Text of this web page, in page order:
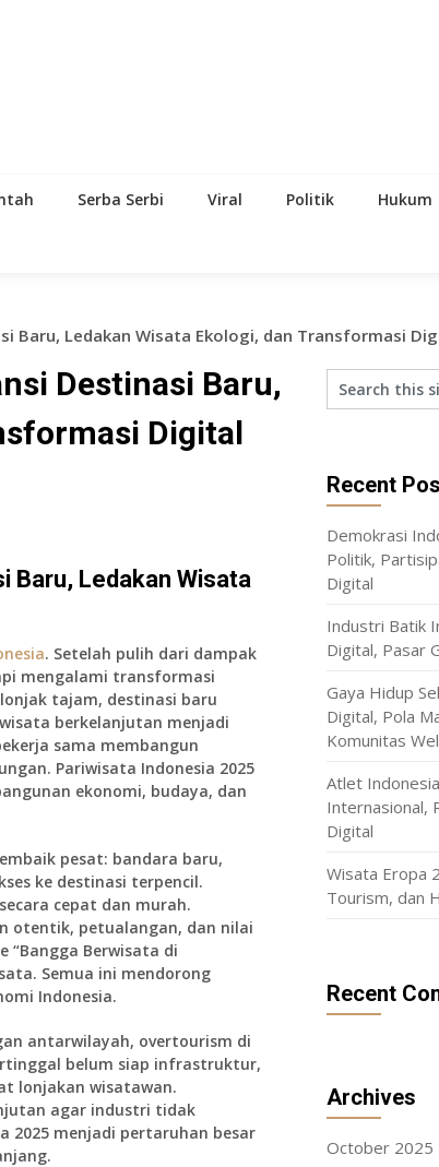
Serba Serbi Viral Politik Hukum
Baru, Ledakan Wisata Ekologi, dan Transformasi
Destinasi Baru,
Digital
Baru, Ledakan Wisata
. Setelah pulih dari dampak
mengalami transformasi
tajam, destinasi baru
berkelanjutan menjadi
sama membangun
Pariwisata Indonesia 2025
ekonomi, budaya, dan
pesat: bandara baru,
ke destinasi terpencil.
cepat dan murah.
otentik, petualangan, dan nilai
Berwisata di
Semua ini mendorong
Indonesia.
antarwilayah, overtourism di
belum siap infrastruktur,
lonjakan wisatawan.
agar industri tidak
2025 menjadi pertaruhan besar
Recent
Demokrasi
Politik,
Digital
Industri Batik
Digital, Pasar
Gaya Hidup
Digital, Pola
Komunitas
Atlet
Internasional,
Digital
Wisata Eropa
Tourism, dan
Recent
Archives
October 2025